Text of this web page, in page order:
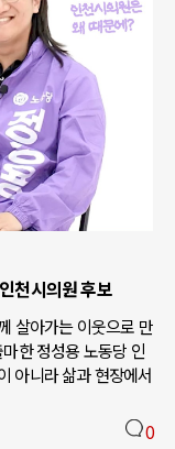
천시의원 후보
살아가는 이웃으로 만
한 정성용 노동당 인
아니라 삶과 현장에서
0